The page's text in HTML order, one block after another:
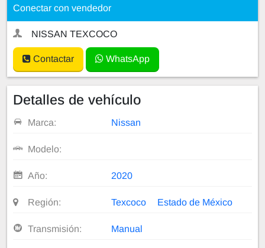
Conectar con vendedor
NISSAN TEXCOCO
Contactar WhatsApp
Detalles de vehículo
Marca: Nissan
Modelo:
Año: 2020
Región: Texcoco Estado de México
Transmisión: Manual